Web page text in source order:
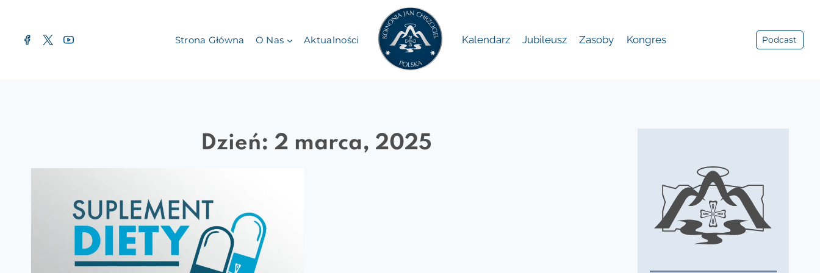
treści
Strona Główna O Nas Aktualności Kalendarz Jubileusz Zasoby Kongres Podcast
Dzień: 2 marca, 2025